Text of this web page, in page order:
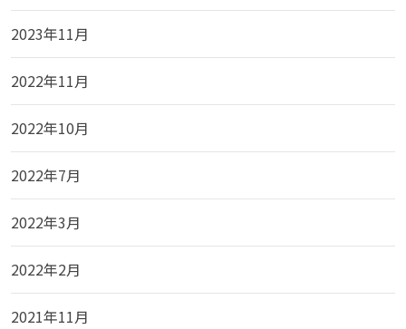
2023年11月
2022年11月
2022年10月
2022年7月
2022年3月
2022年2月
2021年11月